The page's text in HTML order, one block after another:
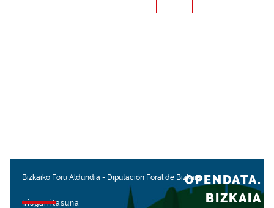
Bizkaiko Foru Aldundia - Diputación Foral de Bizkaia
Irisgarritasuna
OPENDATA.
BIZKAIA